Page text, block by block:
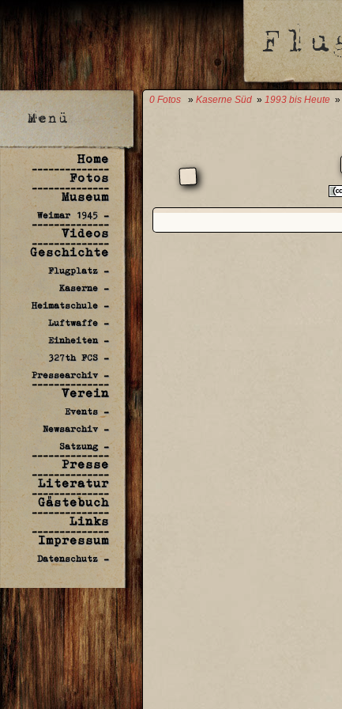
Home
--------------
Fotos
--------------
Museum
Weimar 1945 -
--------------
Videos
--------------
Geschichte
Flugplatz -
Kaserne -
Heimatschule -
Luftwaffe -
Einheiten -
327th FCS -
Pressearchiv -
--------------
Verein
Events -
Newsarchiv -
Satzung -
--------------
Presse
--------------
Literatur
--------------
Gästebuch
--------------
Links
--------------
Impressum
Datenschutz -
0 Fotos » Kaserne Süd » 1993 bis Heute »